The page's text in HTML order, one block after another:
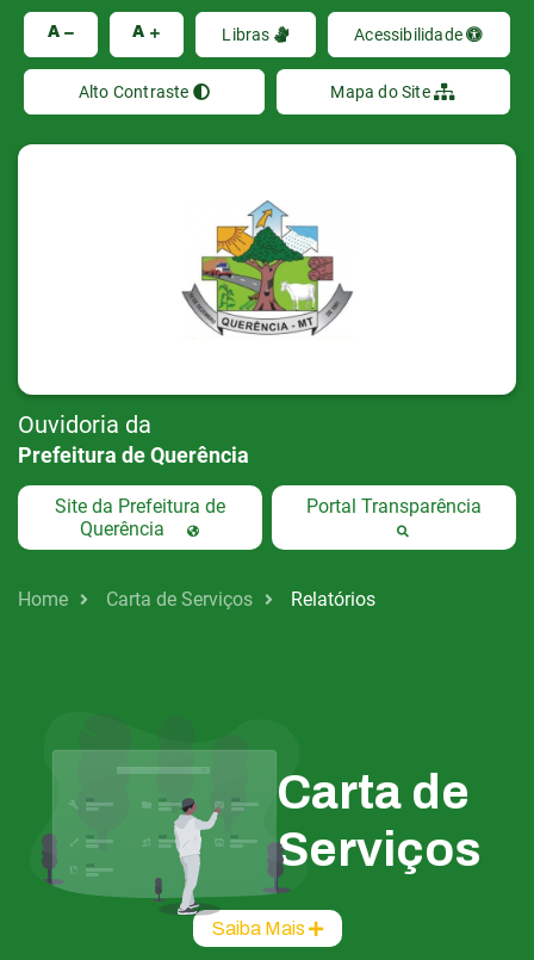
A A Libras Acessibilidade
Alto Contraste Mapa do Site
Ouvidoria da
Prefeitura de Querência
Site da Prefeitura de
Querência
Portal Transparência
Home Carta de Serviços Relatórios
Carta de
Serviços
Saiba Mais